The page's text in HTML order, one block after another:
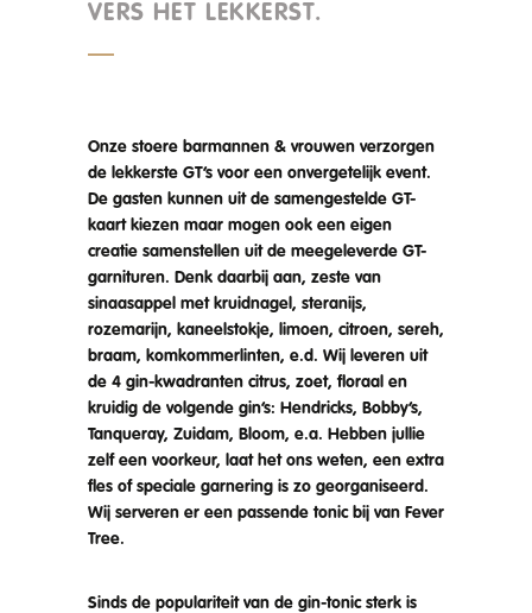
VERS HET LEKKERST.
Onze stoere barmannen & vrouwen verzorgen
de lekkerste GT’s voor een onvergetelijk event.
De gasten kunnen uit de samengestelde GT-
kaart kiezen maar mogen ook een eigen
creatie samenstellen uit de meegeleverde GT-
garnituren. Denk daarbij aan, zeste van
sinaasappel met kruidnagel, steranijs,
rozemarijn, kaneelstokje, limoen, citroen, sereh,
braam, komkommerlinten, e.d. Wij leveren uit
de 4 gin-kwadranten citrus, zoet, floraal en
kruidig de volgende gin’s: Hendricks, Bobby’s,
Tanqueray, Zuidam, Bloom, e.a. Hebben jullie
zelf een voorkeur, laat het ons weten, een extra
fles of speciale garnering is zo georganiseerd.
Wij serveren er een passende tonic bij van Fever
Tree.
Sinds de populariteit van de gin-tonic sterk is